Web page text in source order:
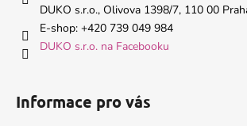
DUKO s.r.o., Olivova 1398/7, 110 00
E-shop: +420 739 049 984
DUKO s.r.o. na Facebooku
Informace pro vás